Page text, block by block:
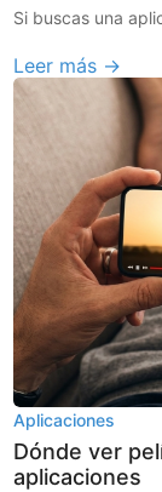
Si buscas una
Leer más →
Aplicaciones
Dónde ver
aplicaciones